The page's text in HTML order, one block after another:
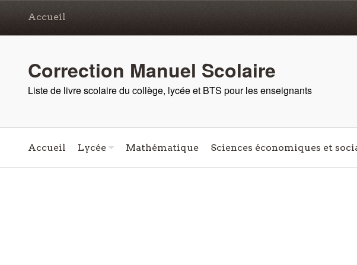
Accueil
Correction Manuel Scolaire
Liste de livre scolaire du collège, lycée et BTS pour les enseignants
Accueil Lycée Mathématique Sciences économiques et